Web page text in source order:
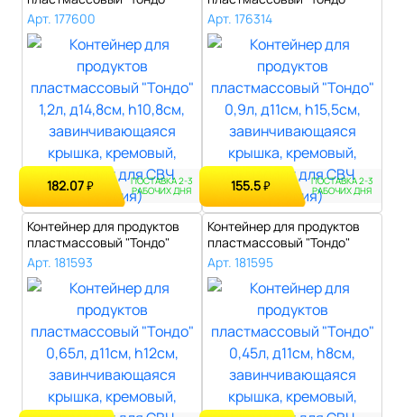
1,2л, д14..
Арт. 177600
182.07₽ ПОСТАВКА 2-3
РАБОЧИХ ДНЯ
0,9л, д11..
Арт. 176314
155.5₽ ПОСТАВКА 2-3
РАБОЧИХ ДНЯ
Контейнер для продуктов
пластмассовый "Тондо"
0,65л, д1..
Арт. 181593
Контейнер для продуктов
пластмассовый "Тондо"
0,45л, д1..
Арт. 181595